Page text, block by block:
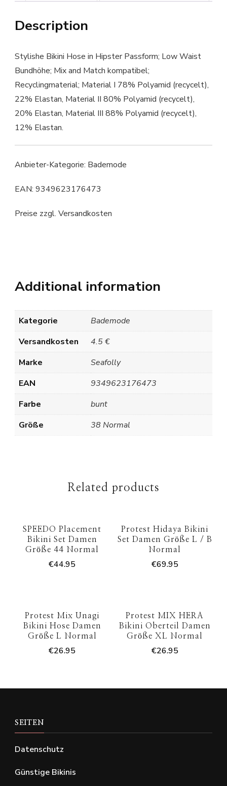
Description
Stylishe Bikini Hose in Hipster Passform; Low Waist
Bundhöhe; Mix and Match kompatibel;
Recyclingmaterial; Material I 78% Polyamid (recycelt),
22% Elastan, Material II 80% Polyamid (recycelt),
20% Elastan, Material III 88% Polyamid (recycelt),
12% Elastan.
Anbieter-Kategorie: Bademode
EAN: 9349623176473
Preise zzgl. Versandkosten
Additional information
Kategorie
Bademode
Versandkosten
4.5 €
Marke
Seafolly
EAN
9349623176473
Farbe
bunt
Größe
38 Normal
Related products
SPEEDO Placement
Bikini Set Damen
Größe 44 Normal
€44.95
Protest Hidaya Bikini
Set Damen Größe L / B
Normal
€69.95
Protest Mix Unagi
Bikini Hose Damen
Größe L Normal
€26.95
Protest MIX HERA
Bikini Oberteil Damen
Größe XL Normal
€26.95
SEITEN
Datenschutz
Günstige Bikinis